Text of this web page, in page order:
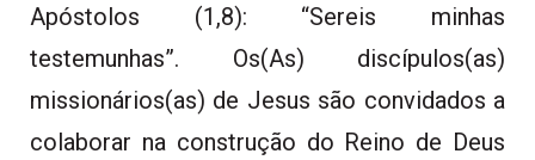
Apóstolos (1,8): “Sereis minhas
testemunhas”. Os(As) discípulos(as)
missionários(as) de Jesus são convidados a
colaborar na construção do Reino de Deus